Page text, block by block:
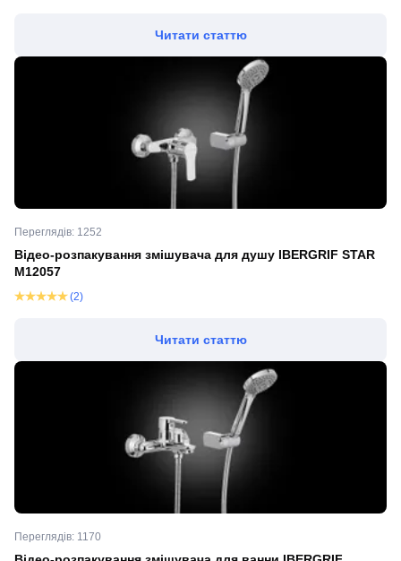
Читати статтю
Переглядів: 1252
Відео-розпакування змішувача для душу IBERGRIF STAR
M12057
(2)
Читати статтю
Переглядів: 1170